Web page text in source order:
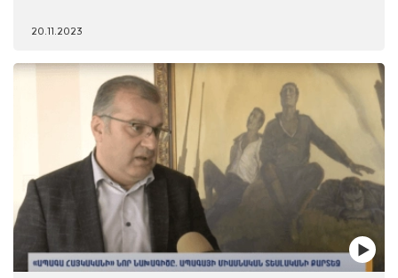
20.11.2023